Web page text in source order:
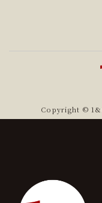
Copyright ©